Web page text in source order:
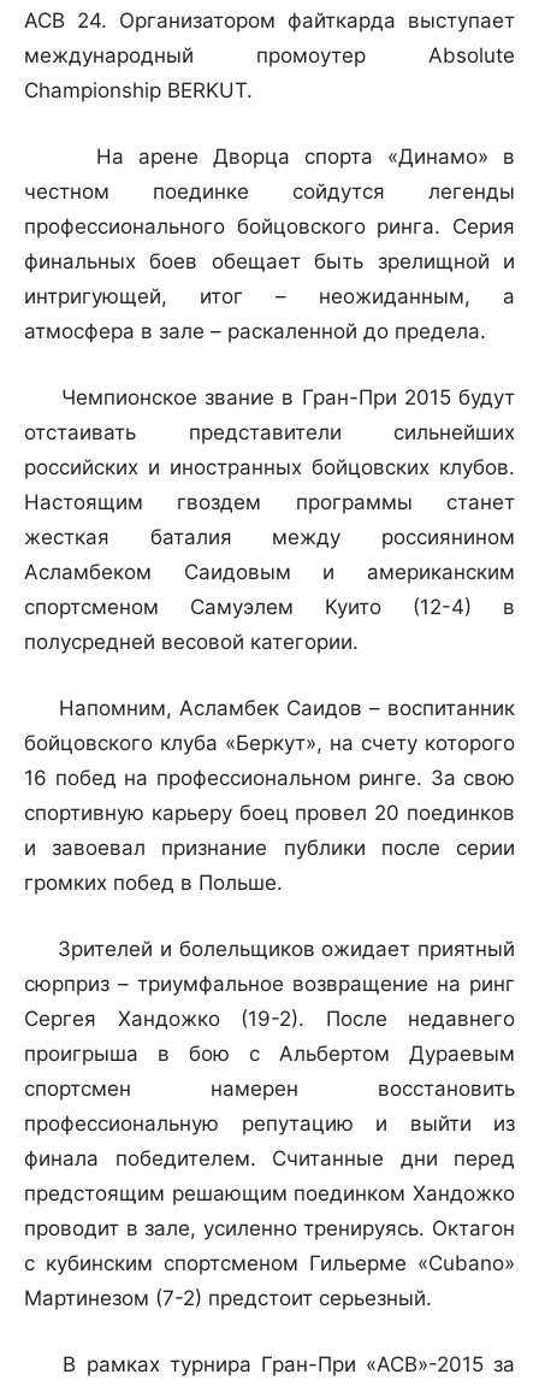
АСВ 24. Организатором файткарда выступает
международный промоутер Absolute
Championship BERKUT.
На арене Дворца спорта «Динамо» в
честном поединке сойдутся легенды
профессионального бойцовского ринга. Серия
финальных боев обещает быть зрелищной и
интригующей, итог – неожиданным, а
атмосфера в зале – раскаленной до предела.
Чемпионское звание в Гран-При 2015 будут
отстаивать представители сильнейших
российских и иностранных бойцовских клубов.
Настоящим гвоздем программы станет
жесткая баталия между россиянином
Асламбеком Саидовым и американским
спортсменом Самуэлем Куито (12-4) в
полусредней весовой категории.
Напомним, Асламбек Саидов – воспитанник
бойцовского клуба «Беркут», на счету которого
16 побед на профессиональном ринге. За свою
спортивную карьеру боец провел 20 поединков
и завоевал признание публики после серии
громких побед в Польше.
Зрителей и болельщиков ожидает приятный
сюрприз – триумфальное возвращение на ринг
Сергея Хандожко (19-2). После недавнего
проигрыша в бою с Альбертом Дураевым
спортсмен намерен восстановить
профессиональную репутацию и выйти из
финала победителем. Считанные дни перед
предстоящим решающим поединком Хандожко
проводит в зале, усиленно тренируясь. Октагон
с кубинским спортсменом Гильерме «Cubano»
Мартинезом (7-2) предстоит серьезный.
В рамках турнира Гран-При «ACB»-2015 за